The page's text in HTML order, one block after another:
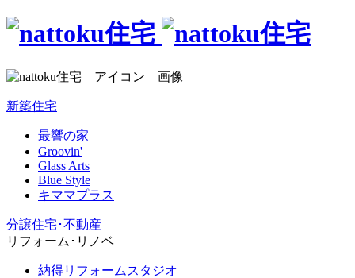
新築住宅
最響の家
Groovin'
Glass Arts
Blue Style
キママプラス
分譲住宅･不動産
リフォーム･リノベ
納得リフォームスタジオ